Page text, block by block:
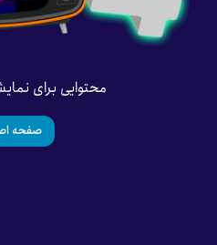
محتوایی برای
صفحه